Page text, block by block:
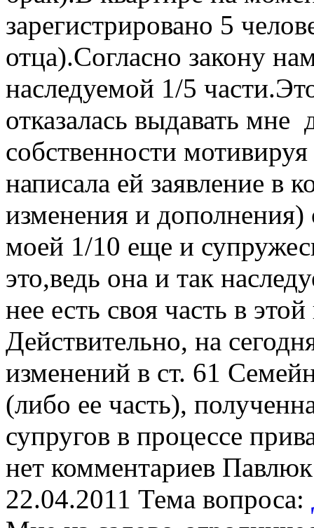
зарегистрировано 5
отца).Согласно закону
наследуемой 1/5
отказалась выдавать
собственности
написала ей заявление в
изменения и дополнения)
моей 1/10 еще и
это,ведь она и так
нее есть своя часть в
Действительно, на
изменений в ст. 61
(либо ее часть),
супругов в процессе
нет комментариев
22.04.2011 Тема вопроса: